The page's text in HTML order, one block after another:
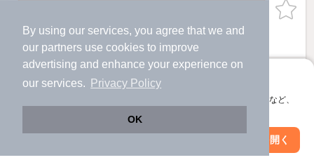
By using our services, you agree that we and
our partners use cookies to improve
advertising and enhance your experience on
our services.
Privacy Policy
OK
アプリに切り替えて、サクサクお部屋探し
会員登録なしですぐ使える。マップ検索やお気に入り保存など、
アプリを開く
提供
クレセントＢのすべての部屋を見る
絞り込み条件を変更